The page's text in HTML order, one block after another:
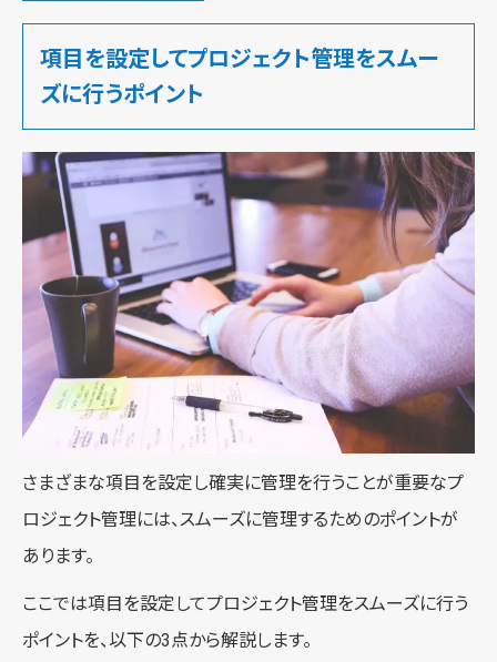
項目を設定してプロジェクト管理をスムー
ズに行うポイント
さまざまな項目を設定し確実に管理を行うことが重要なプ
ロジェクト管理には、スムーズに管理するためのポイントが
あります。
ここでは項目を設定してプロジェクト管理をスムーズに行う
ポイントを、以下の3点から解説します。